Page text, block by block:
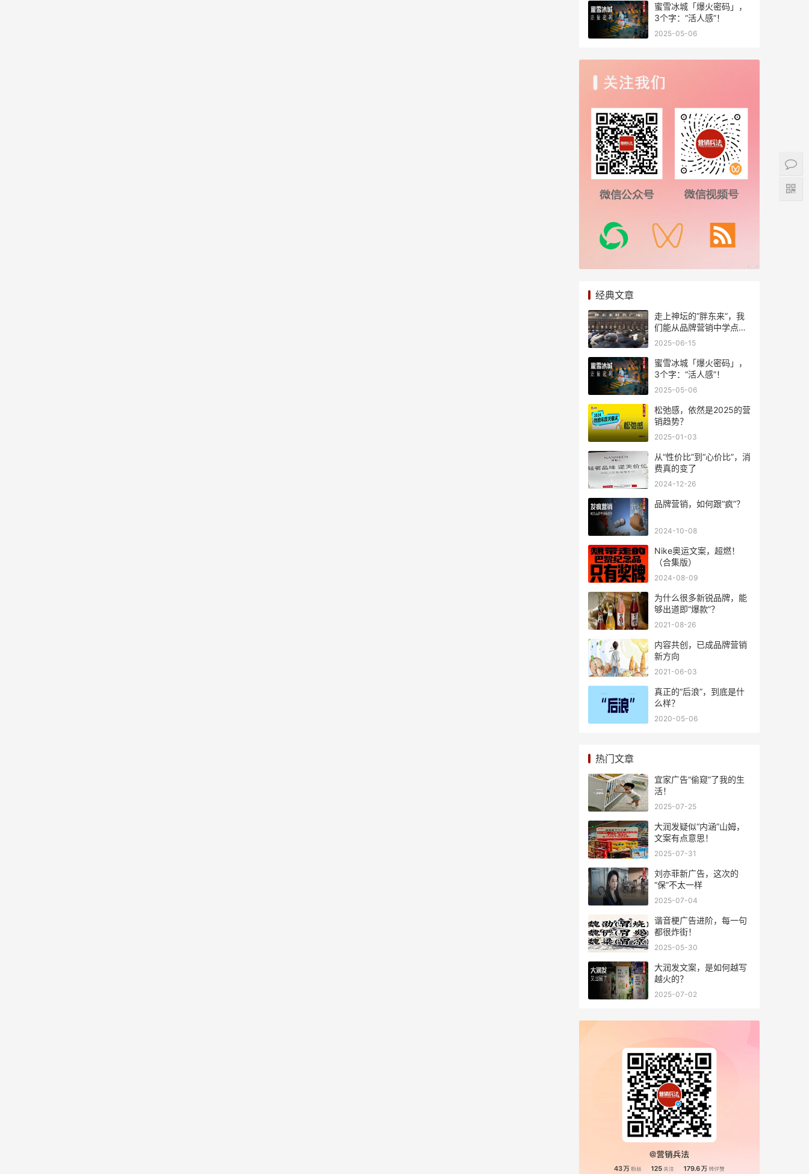
蜜雪冰城「爆火密码」，
3个字：“活人感”！
2025-05-06
经典文章
走上神坛的“胖东来”，我
们能从品牌营销中学点
啥？
2025-06-15
蜜雪冰城「爆火密码」，
3个字：“活人感”！
2025-05-06
松弛感，依然是2025的营
销趋势？
2025-01-03
从“性价比”到“心价比”，消
费真的变了
2024-12-26
品牌营销，如何跟“疯”？
2024-10-08
Nike奥运文案，超燃！
（合集版）
2024-08-09
为什么很多新锐品牌，能
够出道即“爆款”？
2021-08-26
内容共创，已成品牌营销
新方向
2021-06-03
真正的“后浪”，到底是什
么样？
2020-05-06
热门文章
宜家广告“偷窥”了我的生
活！
2025-07-25
大润发疑似“内涵”山姆，
文案有点意思！
2025-07-31
刘亦菲新广告，这次的
“保”不太一样
2025-07-04
谐音梗广告进阶，每一句
都很炸街！
2025-05-30
大润发文案，是如何越写
越火的？
2025-07-02